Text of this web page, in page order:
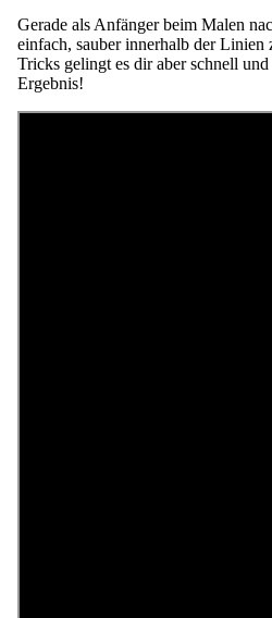
Gerade als Anfänger beim Malen
einfach, sauber innerhalb der
Tricks gelingt es dir aber schnell
Ergebnis!